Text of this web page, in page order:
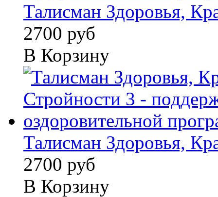
Талисман Здоровья,
2700 руб
В Корзину
Талисман Здоровья,
2700 руб
В Корзину